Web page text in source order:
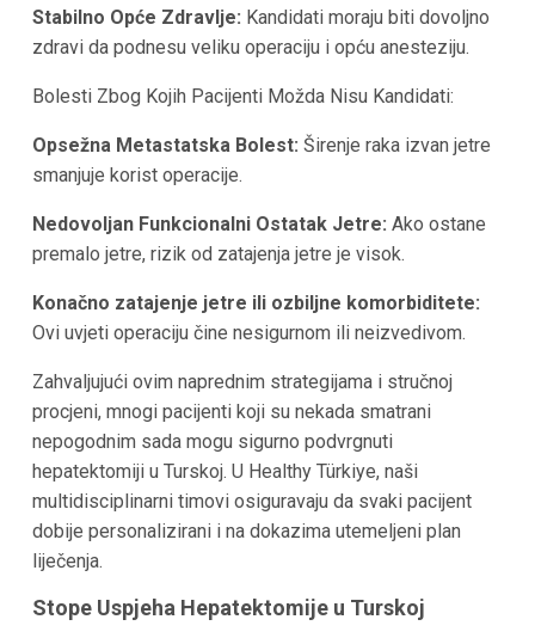
Stabilno Opće Zdravlje: Kandidati moraju biti dovoljno
zdravi da podnesu veliku operaciju i opću anesteziju.
Bolesti Zbog Kojih Pacijenti Možda Nisu Kandidati:
Opsežna Metastatska Bolest: Širenje raka izvan jetre
smanjuje korist operacije.
Nedovoljan Funkcionalni Ostatak Jetre: Ako ostane
premalo jetre, rizik od zatajenja jetre je visok.
Konačno zatajenje jetre ili ozbiljne komorbiditete:
Ovi uvjeti operaciju čine nesigurnom ili neizvedivom.
Zahvaljujući ovim naprednim strategijama i stručnoj
procjeni, mnogi pacijenti koji su nekada smatrani
nepogodnim sada mogu sigurno podvrgnuti
hepatektomiji u Turskoj. U Healthy Türkiye, naši
multidisciplinarni timovi osiguravaju da svaki pacijent
dobije personalizirani i na dokazima utemeljeni plan
liječenja.
Stope Uspjeha Hepatektomije u Turskoj